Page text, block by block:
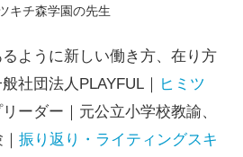
キチ森学園の先生
ように新しい働き方、在り方
社団法人PLAYFUL｜ ヒミツ
ーダー｜元公立小学校教諭、
振り返り・ライティングスキ